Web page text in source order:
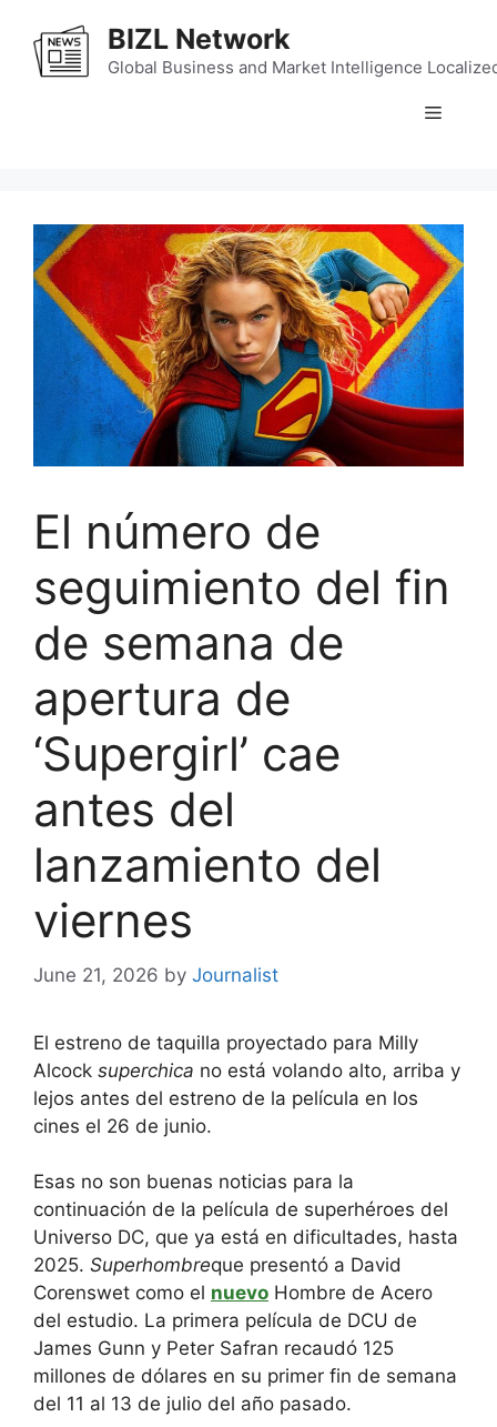
content
BIZL Network
Global Business and Market Intelligence
Menu
El número de
seguimiento del fin
de semana de
apertura de
‘Supergirl’ cae
antes del
lanzamiento del
viernes
June 21, 2026 by Journalist
El estreno de taquilla proyectado para Milly
Alcock superchica no está volando alto, arriba y
lejos antes del estreno de la película en los
cines el 26 de junio.
Esas no son buenas noticias para la
continuación de la película de superhéroes del
Universo DC, que ya está en dificultades, hasta
2025. Superhombreque presentó a David
Corenswet como el nuevo Hombre de Acero
del estudio. La primera película de DCU de
James Gunn y Peter Safran recaudó 125
millones de dólares en su primer fin de semana
del 11 al 13 de julio del año pasado.